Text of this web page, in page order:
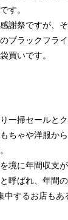
す。
謝祭ですが、
ブラックフラ
買いです。
一掃セールと
ちゃや洋服か
境に年間収支
呼ばれ、年間
するお店もあ